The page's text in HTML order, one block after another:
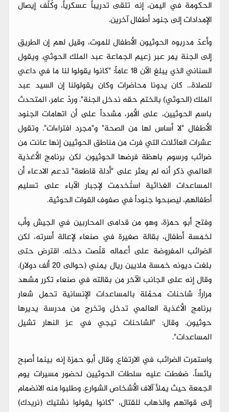
الحكومة في اليمن، إنه تلقى تدريباً عسكرياً، وكُلّف إيصال
الإمدادات إلى جنود أطفال آخرين.
وأعدّ مدربوه الحوثيون الأطفال للموت، وقيل لهم إن الطريق
إلى الجنة يمر عبر زعيم الجماعة عبد الملك الحوثي. ويقول
السناني الذي يبلغ الآن 18 عاماً: "كانوا يقولوا لنا ما في داعي
للصلاة... كان يدونا محاضرات وكان يقولولنا إن السيد عبد
الملك (الحوثي) بالختم حقه ندخل الجنة". وردّ عامر، المتحدث
باسم الحوثيين، على الأمر، مشدداً على أن اتهامات الجنود
الأطفال "لا أساس لها من الصحة" و"مجرد افتراءات". وتقول
عشرات العائلات التي فرت من مناطق الحوثيين إنها عانت من
ضرائب ورسوم باهظة فرضها الحوثيون. لكن برنامج الأغذية
العالمي ذكر أنه لم يعثر على "أدلة قاطعة" تدعم الادعاء أن
المساعدات الغذائية استُخدمت لإجبار الآباء على تسليم
أطفالهم، ليصبحوا جنوداً في صفوف القوات الحوثية.
وفتح أبو حمزة، وهو من قدامى المحاربين في الجيش وأب
لخمسة أطفال، بقالة صغيرة في صنعاء لإعالة أسرته، لكن
الضرائب المفروضة على أعماله قلّصت دخله. اقترض حتى
بلغت ديونه خمسة ملايين ريال يمني (حوالى 20 ألف دولار).
وقال إنه على الجانب الآخر من بقالته في صنعاء تكرر مشهد
مراراً: شاحنات محمّلة بالمساعدات الإنسانية تحمل شعار
برنامج الأغذية العالمي تدخل وتخرج من مدرسة يديرها
حوثيون. وقال: "الشاحنات تيجي في عز النهار تشيل
المساعدات".
واستمرت الضرائب في الارتفاع. وقال أبو حمزة إنه بينما أصبح
يائساً، ضغطت عليه سلطات الحوثيين لحضور مسيرات يوم
الجمعة حيث يملأ آلاف الأشخاص الشوارع. وطلبوا منه الانضمام
إلى قواتهم والذهاب للقتال، "كانوا يقولوا نشتيك (نريدك)